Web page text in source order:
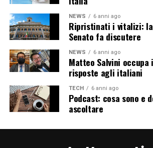
NEWS 6 anni ago
Ripristinati i vitalizi:
Senato fa discutere
NEWS 6 anni ago
Matteo Salvini occupa
risposte agli italiani
TECH 6 anni ago
Podcast: cosa sono e
ascoltare